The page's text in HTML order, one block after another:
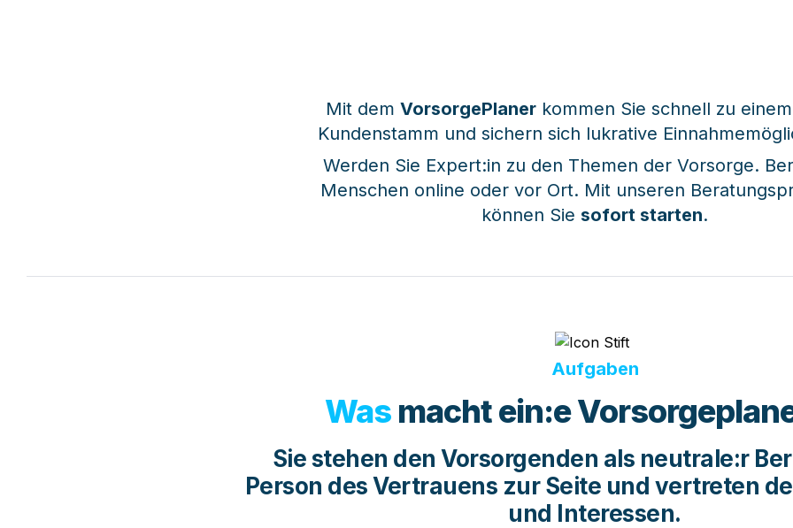
Mit dem VorsorgePlaner kommen Sie schnell zu
Kundenstamm und sichern sich lukrative
Werden Sie Expert:in zu den Themen der Vorsorge.
Menschen online oder vor Ort. Mit unseren
können Sie sofort starten.
Aufgaben
Was macht ein:e
Sie stehen den Vorsorgenden als neutrale:r
Person des Vertrauens zur Seite und vertreten
und Interessen.